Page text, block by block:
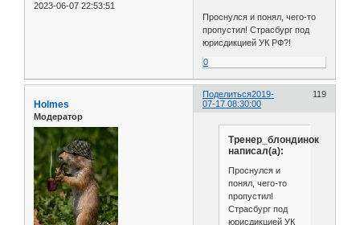
2023-06-07 22:53:51
Проснулся и понял, чего-то
пропустил! Страсбург под
юрисдикцией УК РФ?!
0
Поделиться 119
2019-
07-17 08:30:00
Holmes
Модератор
Тренер_блондинок
написал(а):
Проснулся и
понял, чего-то
пропустил!
Страсбург под
юрисдикцией УК